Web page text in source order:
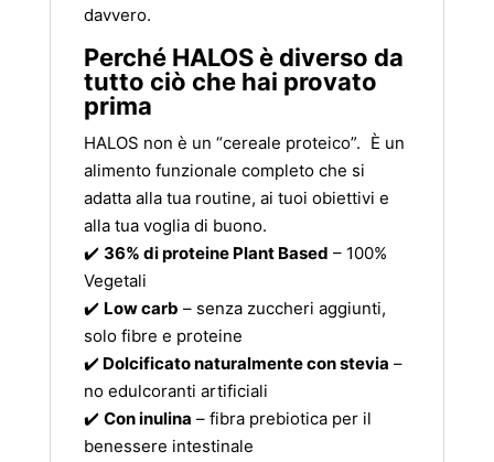
davvero.
Perché HALOS è diverso da
tutto ciò che hai provato
prima
HALOS non è un “cereale proteico”. È un
alimento funzionale completo che si
adatta alla tua routine, ai tuoi obiettivi e
alla tua voglia di buono.
✔️ 36% di proteine Plant Based – 100%
Vegetali
✔️ Low carb – senza zuccheri aggiunti,
solo fibre e proteine
✔️Dolcificato naturalmente con stevia –
no edulcoranti artificiali
✔️ Con inulina – fibra prebiotica per il
benessere intestinale